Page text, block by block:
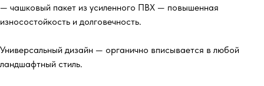
— чашковый пакет из усиленного ПВХ — повышенная
износостойкость и долговечность.
Универсальный дизайн — органично вписывается в любой
ландшафтный стиль.